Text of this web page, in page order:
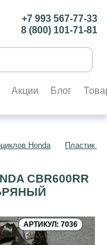
+7 993 567-77-33
8 (800) 101-71-81
Акции Блог
Honda Пластик
CBR600RR
АРТИКУЛ: 7036